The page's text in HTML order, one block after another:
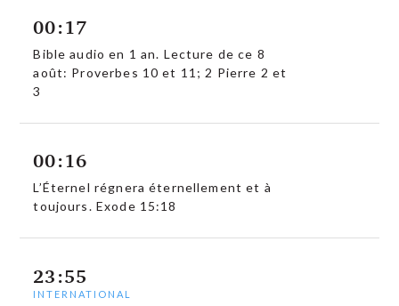
00:17
Bible audio en 1 an. Lecture de ce 8
août: Proverbes 10 et 11; 2 Pierre 2 et
3
00:16
L’Éternel régnera éternellement et à
toujours. Exode 15:18
23:55
INTERNATIONAL